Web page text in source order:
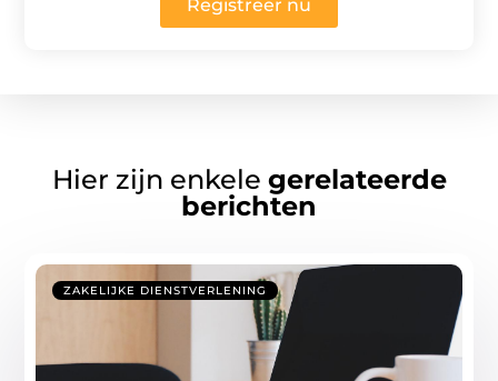
Registreer nu
Hier zijn enkele gerelateerde
berichten
ZAKELIJKE DIENSTVERLENING